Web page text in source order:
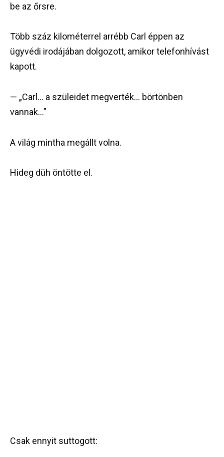
be az őrsre.
Több száz kilométerrel arrébb Carl éppen az
ügyvédi irodájában dolgozott, amikor telefonhívást
kapott.
— „Carl… a szüleidet megverték… börtönben
vannak…”
A világ mintha megállt volna.
Hideg düh öntötte el.
Csak ennyit suttogott: